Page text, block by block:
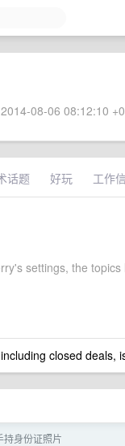
08-06 08:12:10
话题 好玩 工作
settings, the topics
closed deals,
持身份证照片